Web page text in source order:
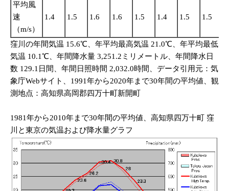
平均風
速
（m/s）
1.4 1.5 1.6 1.6 1.5 1.4 1.5 1.5
窪川の年間気温 15.6℃、年平均最高気温 21.0℃、年平均最低
気温 10.1℃、年間降水量 3,251.2ミリメートル、年間降水日
数 129.1日間、年間日照時間 2,032.0時間、データ引用元：気
象庁Webサイト、1991年から2020年まで30年間の平均値、観
測地点：高知県高岡郡四万十町新開町
1981年から2010年まで30年間の平均値、高知県四万十町 窪
川と東京の気温および降水量グラフ